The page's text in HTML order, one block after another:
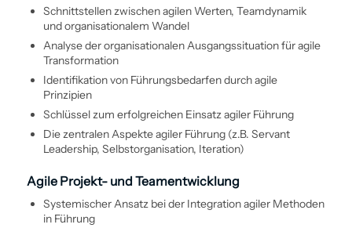
Schnittstellen zwischen agilen Werten, Teamdynamik
und organisationalem Wandel
Analyse der organisationalen Ausgangssituation für agile
Transformation
Identifikation von Führungsbedarfen durch agile
Prinzipien
Schlüssel zum erfolgreichen Einsatz agiler Führung
Die zentralen Aspekte agiler Führung (z.B. Servant
Leadership, Selbstorganisation, Iteration)
Agile Projekt- und Team­entwicklung
Systemischer Ansatz bei der Integration agiler Methoden
in Führung